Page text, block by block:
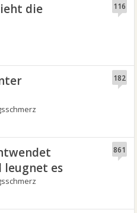
die
116
182
leugnet es
861